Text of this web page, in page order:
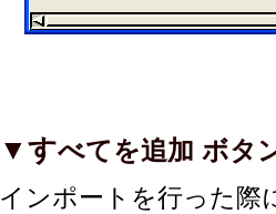
▼すべてを追加 ボタ
インポートを行った際